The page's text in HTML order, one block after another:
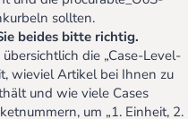
sollten.
beides bitte richtig.
die „Case-Level-
wieviel Artikel bei Ihnen zu
und wie viele Cases
um „1. Einheit, 2.